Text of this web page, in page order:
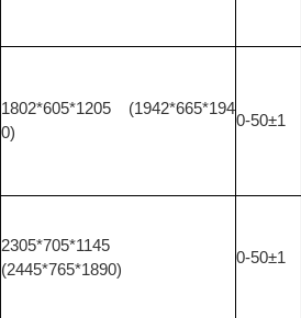
1802*605*1205 (1942*665*194
0)
0-50±1
2305*705*1145
(2445*765*1890)
0-50±1